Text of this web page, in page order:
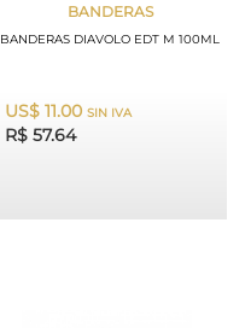
BANDERAS
BANDERAS DIAVOLO EDT M 100ML
US$ 11.00 SIN IVA
R$ 57.64